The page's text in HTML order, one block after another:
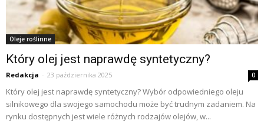
Oleje roślinne
Który olej jest naprawdę syntetyczny?
Redakcja - 23 października 2025 0
Który olej jest naprawdę syntetyczny? Wybór odpowiedniego oleju
silnikowego dla swojego samochodu może być trudnym zadaniem. Na
rynku dostępnych jest wiele różnych rodzajów olejów, w...